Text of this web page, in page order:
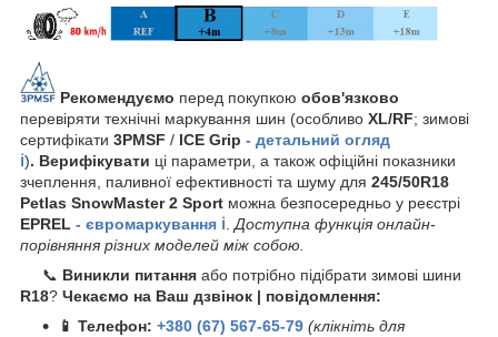
Рекомендуємо перед покупкою обов'язково
перевіряти технічні маркування шин (особливо XL/RF; зимові
сертифікати 3PMSF / ICE Grip - детальний огляд
ℹ️). Верифікувати ці параметри, а також офіційні показники
зчеплення, паливної ефективності та шуму для 245/50R18
Petlas SnowMaster 2 Sport можна безпосередньо у реєстрі
EPREL - євромаркування ℹ️.Доступна функція онлайн-
порівняння різних моделей між собою.
📞 Виникли питання або потрібно підібрати зимові шини
R18? Чекаємо на Ваш дзвінок | повідомлення:
📱 Телефон: +380 (67) 567-65-79 (клікніть для